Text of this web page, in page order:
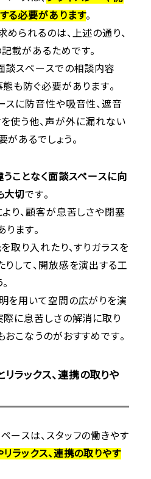
る必要があります。
られるのは、上述の通り、
載があるためです。
談スペースでの相談内容
も防ぐ必要があります。
スに防音性や吸音性、遮音
使う他、声が外に漏れない
あるでしょう。
ことなく面談スペースに向
大切です。
り、顧客が息苦しさや閉塞
ます。
取り入れたり、すりガラスを
して、開放感を演出する工
を用いて空間の広がりを演
際に息苦しさの解消に取り
こなうのがおすすめです。
ラックス、連携の取りや
ースは、スタッフの働きやす
ラックス、連携の取りやす